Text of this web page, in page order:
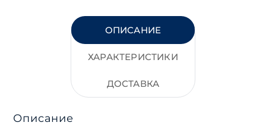
ОПИСАНИЕ
ХАРАКТЕРИСТИКИ
ДОСТАВКА
Описание